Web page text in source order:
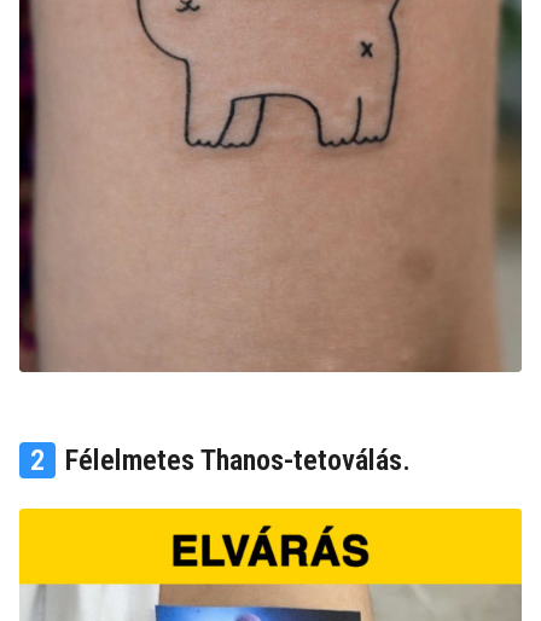
2 Félelmetes Thanos-tetoválás.